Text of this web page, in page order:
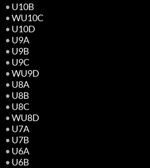
• U10B
•WU10C
• U10D
• U9A
• U9B
• U9C
•WU9D
• U8A
• U8B
• U8C
•WU8D
• U7A
• U7B
• U6A
• U6B